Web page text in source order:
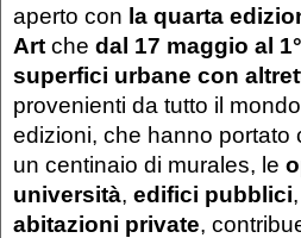
aperto con la quarta
Art che dal 17 maggio al
superfici urbane con
provenienti da tutto il
edizioni, che hanno
un centinaio di murales, le
università, edifici pubblici,
abitazioni private,